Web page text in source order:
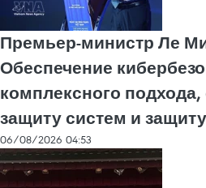
Премьер-министр Ле
Обеспечение
комплексного
защиту систем и
06/08/2026 04:53